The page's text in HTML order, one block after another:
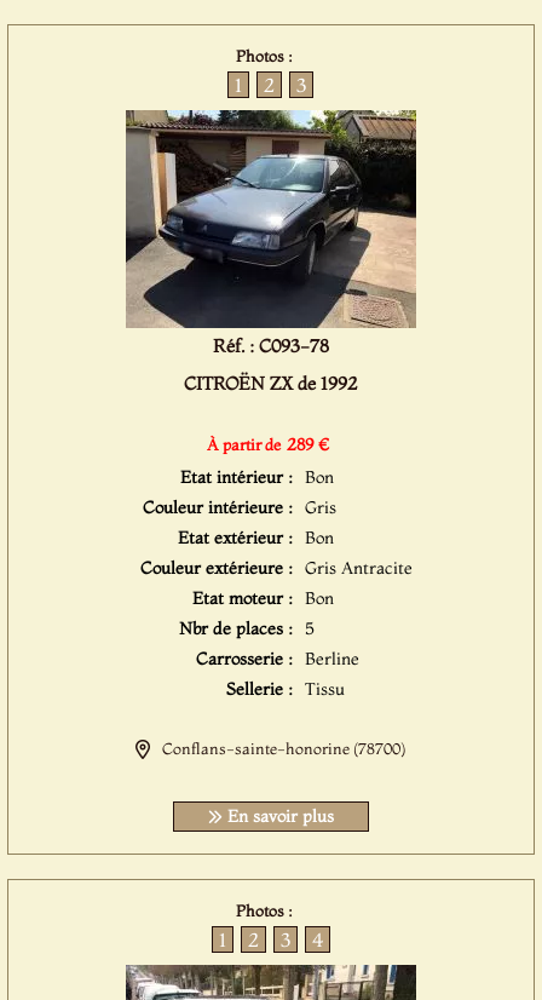
Photos :
1 2 3
Réf. : C093-78
CITROËN ZX de 1992
À partir de 289 €
Etat intérieur : Bon
Couleur intérieure : Gris
Etat extérieur : Bon
Couleur extérieure : Gris Antracite
Etat moteur : Bon
Nbr de places : 5
Carrosserie : Berline
Sellerie : Tissu
Conflans-sainte-honorine (78700)
En savoir plus
Photos :
1 2 3 4